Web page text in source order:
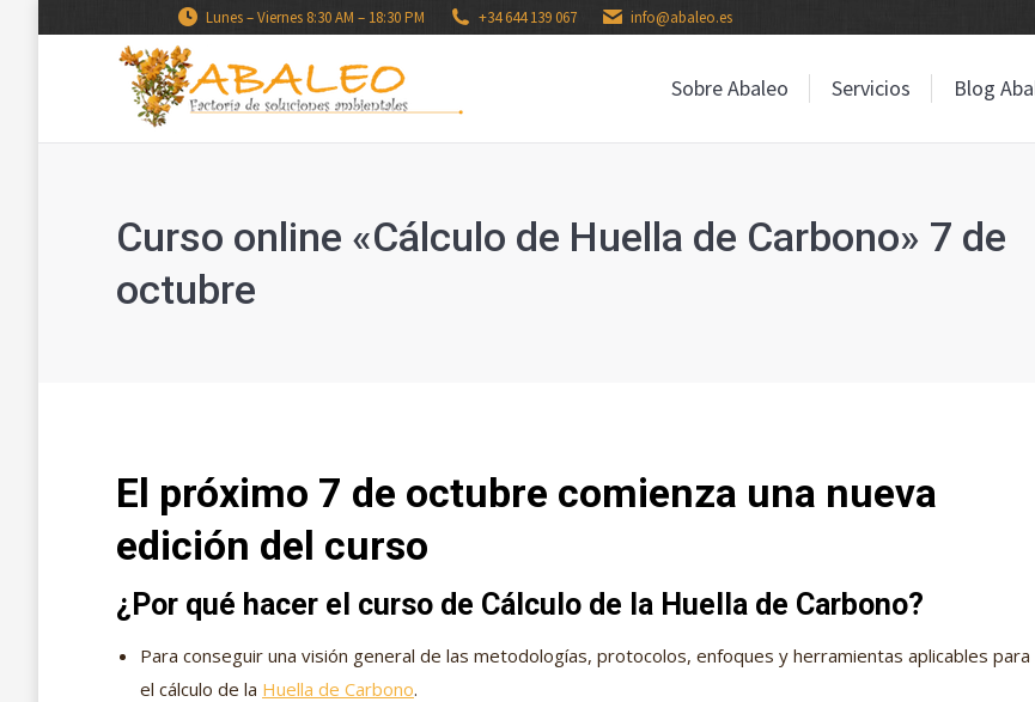
Lunes – Viernes 8:30 AM – 18:30 PM +34 644 139 067 info@abaleo.es
Sobre Abaleo Servicios Blog
Curso online «Cálculo de Huella de Carbono» 7 de
octubre
El próximo 7 de octubre comienza una nueva
edición del curso
¿Por qué hacer el curso de Cálculo de la Huella de Carbono?
Para conseguir una visión general de las metodologías, protocolos, enfoques y herramientas aplicables para
el cálculo de la Huella de Carbono.